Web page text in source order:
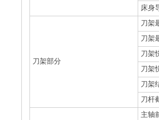
床身
刀架部分
刀架
刀架
刀架
刀架
刀架
刀杆
主轴